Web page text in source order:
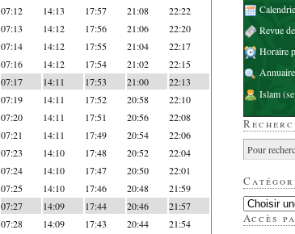
07:12 14:13 17:57 21:08 22:22
07:13 14:12 17:56 21:06 22:20
07:14 14:12 17:55 21:04 22:17
07:16 14:12 17:54 21:02 22:15
07:17 14:11 17:53 21:00 22:13
07:19 14:11 17:52 20:58 22:10
07:20 14:11 17:51 20:56 22:08
07:21 14:11 17:49 20:54 22:06
07:23 14:10 17:48 20:52 22:04
07:24 14:10 17:47 20:50 22:01
07:25 14:10 17:46 20:48 21:59
07:27 14:09 17:44 20:46 21:57
07:28 14:09 17:43 20:44 21:54
Revue
Horaire
Islam
Accès